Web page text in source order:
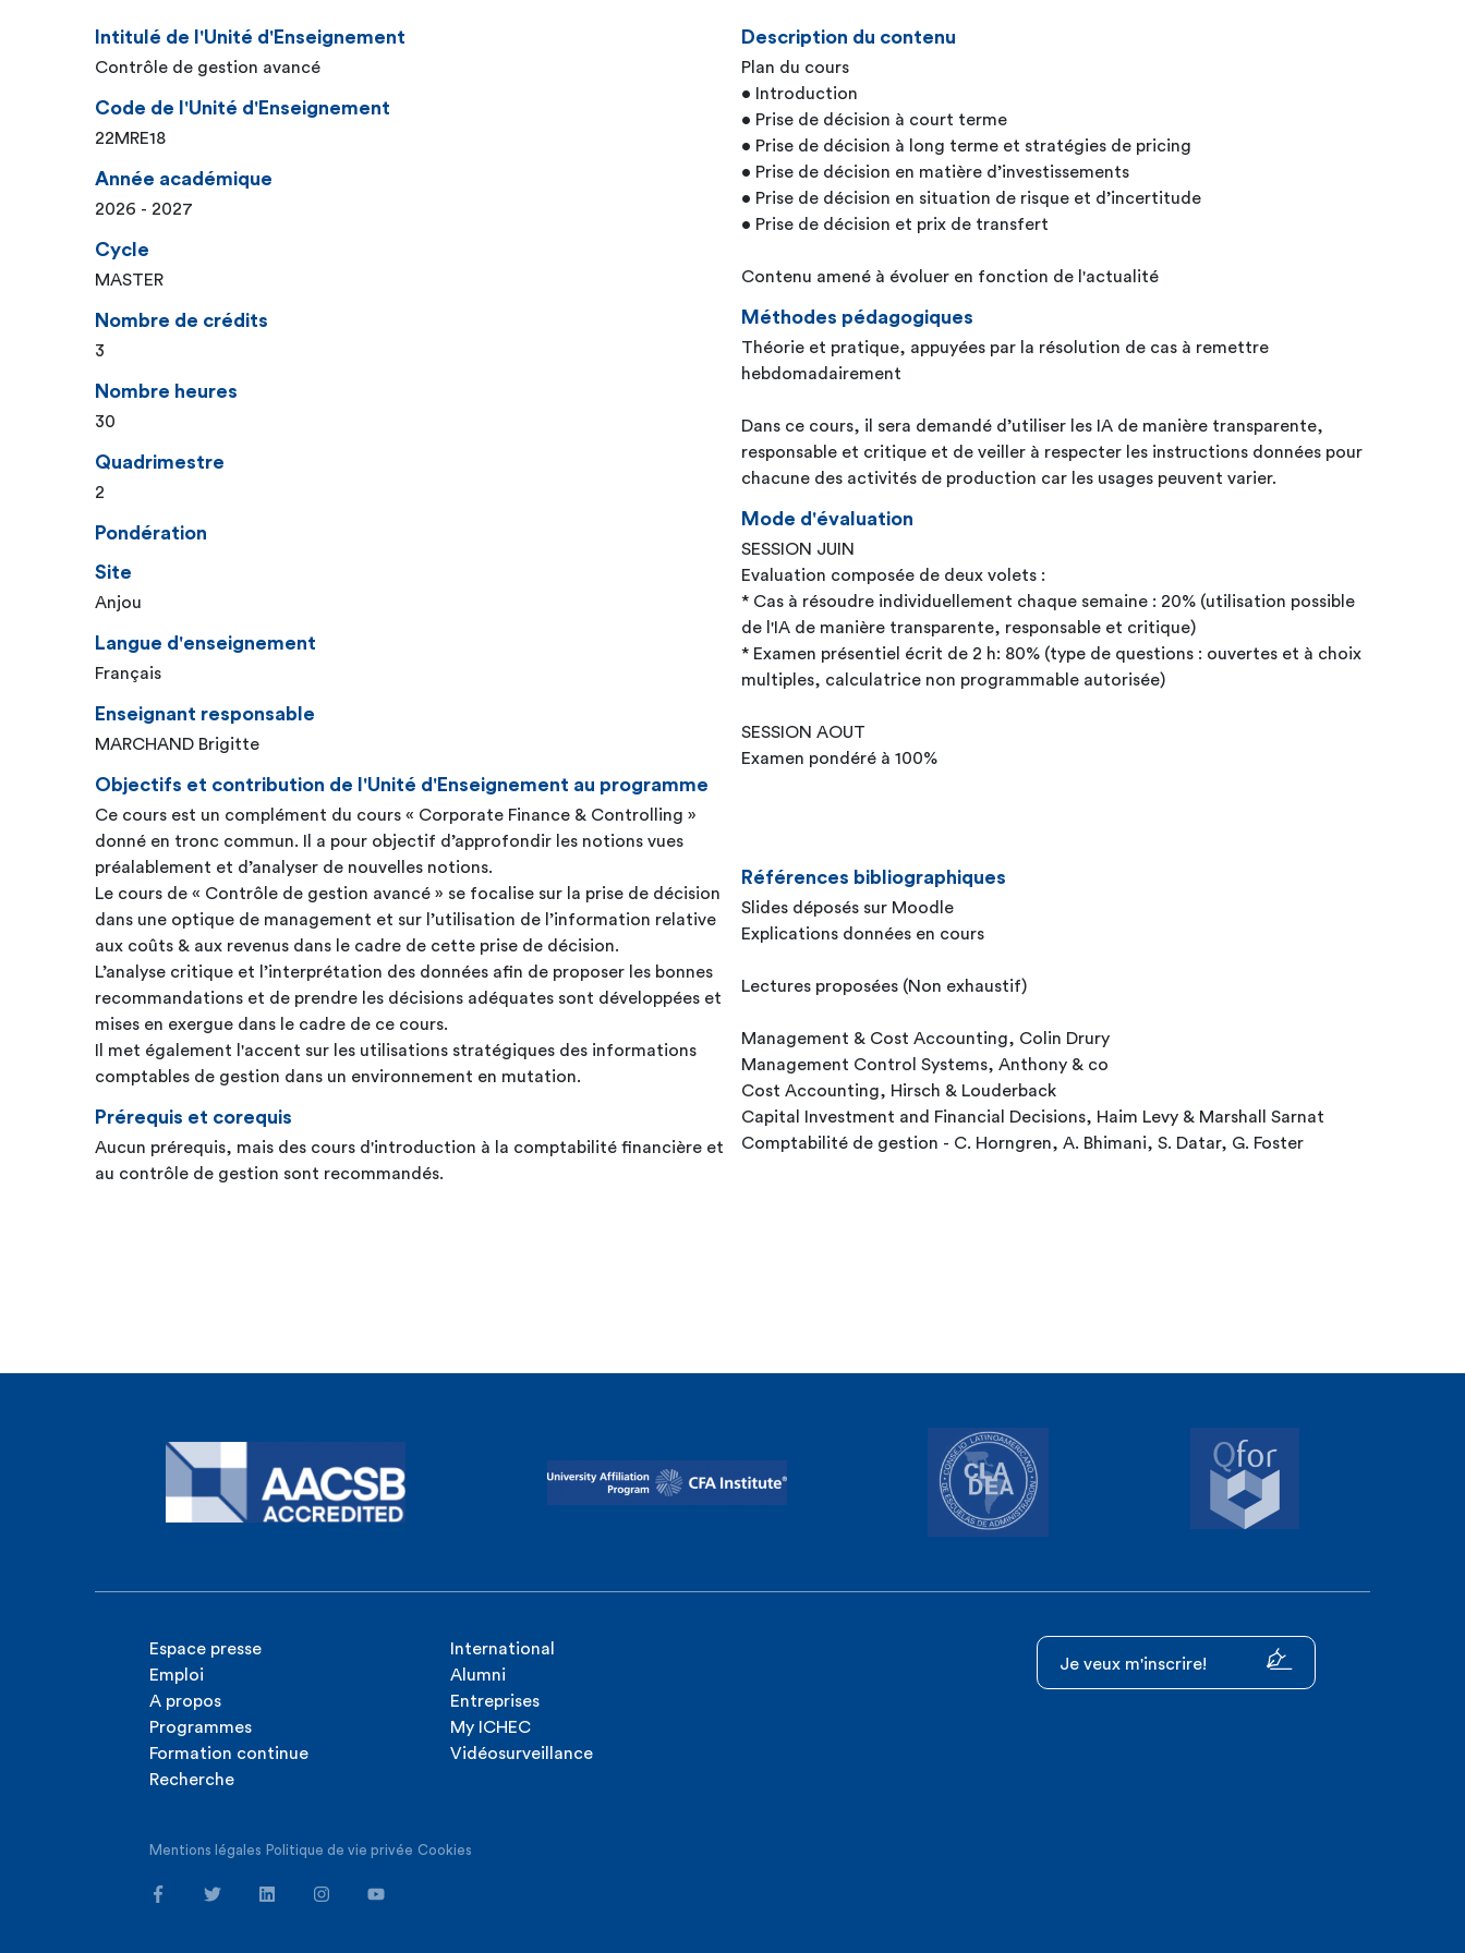
Intitulé de l'Unité d'Enseignement
Contrôle de gestion avancé
Code de l'Unité d'Enseignement
22MRE18
Année académique
2026 - 2027
Cycle
MASTER
Nombre de crédits
3
Nombre heures
30
Quadrimestre
2
Pondération
Site
Anjou
Langue d'enseignement
Français
Enseignant responsable
MARCHAND Brigitte
Objectifs et contribution de l'Unité d'Enseignement au programme
Ce cours est un complément du cours « Corporate Finance & Controlling »
donné en tronc commun. Il a pour objectif d’approfondir les notions vues
préalablement et d’analyser de nouvelles notions.
Le cours de « Contrôle de gestion avancé » se focalise sur la prise de décision
dans une optique de management et sur l’utilisation de l’information relative
aux coûts & aux revenus dans le cadre de cette prise de décision.
L’analyse critique et l’interprétation des données afin de proposer les bonnes
recommandations et de prendre les décisions adéquates sont développées et
mises en exergue dans le cadre de ce cours.
Il met également l'accent sur les utilisations stratégiques des informations
comptables de gestion dans un environnement en mutation.
Prérequis et corequis
Aucun prérequis, mais des cours d'introduction à la comptabilité financière et
au contrôle de gestion sont recommandés.
Description du contenu
Plan du cours
• Introduction
• Prise de décision à court terme
• Prise de décision à long terme et stratégies de pricing
• Prise de décision en matière d’investissements
• Prise de décision en situation de risque et d’incertitude
• Prise de décision et prix de transfert
Contenu amené à évoluer en fonction de l'actualité
Méthodes pédagogiques
Théorie et pratique, appuyées par la résolution de cas à remettre
hebdomadairement
Dans ce cours, il sera demandé d’utiliser les IA de manière transparente,
responsable et critique et de veiller à respecter les instructions données pour
chacune des activités de production car les usages peuvent varier.
Mode d'évaluation
SESSION JUIN
Evaluation composée de deux volets :
* Cas à résoudre individuellement chaque semaine : 20% (utilisation possible
de l'IA de manière transparente, responsable et critique)
* Examen présentiel écrit de 2 h: 80% (type de questions : ouvertes et à choix
multiples, calculatrice non programmable autorisée)
SESSION AOUT
Examen pondéré à 100%
Références bibliographiques
Slides déposés sur Moodle
Explications données en cours
Lectures proposées (Non exhaustif)
Management & Cost Accounting, Colin Drury
Management Control Systems, Anthony & co
Cost Accounting, Hirsch & Louderback
Capital Investment and Financial Decisions, Haim Levy & Marshall Sarnat
Comptabilité de gestion - C. Horngren, A. Bhimani, S. Datar, G. Foster
Espace presse
Emploi
A propos
Programmes
Formation continue
Recherche
International
Alumni
Entreprises
My ICHEC
Vidéosurveillance
Je veux m'inscrire!
Mentions légales Politique de vie privée Cookies